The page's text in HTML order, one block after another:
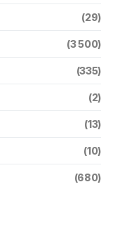
(29)
(3 500)
(335)
(2)
(13)
(10)
(680)